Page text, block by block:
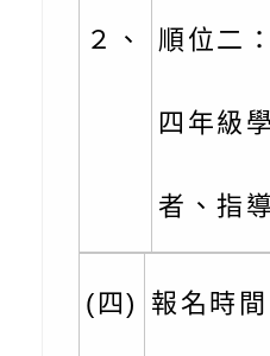
摩據點
字稿
函轉教
立臺灣
林區士
理「
導及系
術才能
函轉本
安全宣導
檢送本
安全宣導
有關衛
逆境少
轉知社
２、 順位二
四年級
者、指
(四) 報名時